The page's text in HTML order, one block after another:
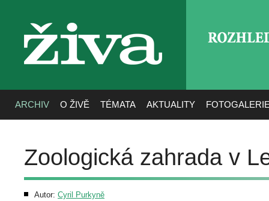
živa
ARCHIV O ŽIVĚ TÉMATA AKTUALITY
Zoologická zahrada v
Autor: Cyril Purkyně